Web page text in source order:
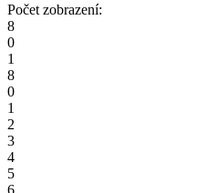
Počet zobrazení:
8
0
1
8
0
1
2
3
4
5
6